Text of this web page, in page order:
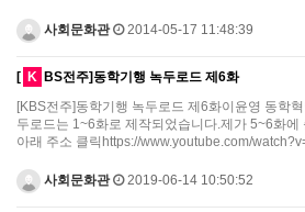
사회문화관 2014-05-17 11:48:39
[ K BS전주]동학기행 녹두로드 제6화
[KBS전주]동학기행 녹두로드 제6화이윤영 동학
두로드는 1~6화로 제작되었습니다.제가 5~6화
아래 주소 클릭https://www.youtube.com/
사회문화관 2019-06-14 10:50:52